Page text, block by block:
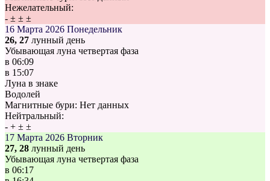
Нежелательный:
- ± ± ±
16 Марта 2026 Понедельник
26, 27 лунный день
Убывающая луна четвертая фаза
в 06:09
в 15:07
Луна в знаке
Водолей
Магнитные бури: Нет данных
Нейтральный:
- + ± ±
17 Марта 2026 Вторник
27, 28 лунный день
Убывающая луна четвертая фаза
в 06:17